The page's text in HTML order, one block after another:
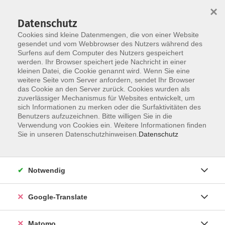
Skip to main content
Ergebnisse filtern
mehr laden
Datenschutz
Cookies sind kleine Datenmengen, die von einer Website
gesendet und vom Webbrowser des Nutzers während des
Surfens auf dem Computer des Nutzers gespeichert
werden. Ihr Browser speichert jede Nachricht in einer
kleinen Datei, die Cookie genannt wird. Wenn Sie eine
weitere Seite vom Server anfordern, sendet Ihr Browser
das Cookie an den Server zurück. Cookies wurden als
zuverlässiger Mechanismus für Websites entwickelt, um
sich Informationen zu merken oder die Surfaktivitäten des
Benutzers aufzuzeichnen. Bitte willigen Sie in die
Verwendung von Cookies ein. Weitere Informationen finden
Sie in unseren Datenschutzhinweisen. Datenschutz
×
Notwendig
Google-Translate